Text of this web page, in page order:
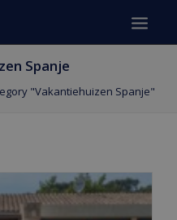
Spanje
"Vakantiehuizen Spanje"